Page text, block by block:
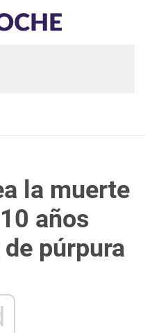
la muerte
años
púrpura